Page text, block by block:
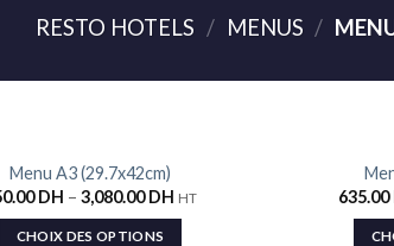
RESTO HOTELS / MENUS /
à la liste
Menu A3 (29.7x42cm)
DH –3,080.00DH HT
CHOIX DES OPTIONS
635.00